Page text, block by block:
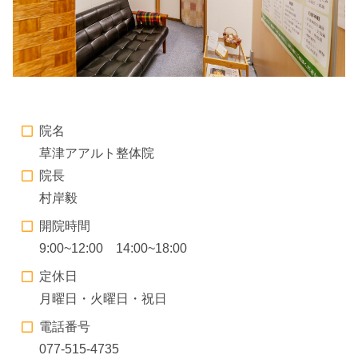
院名
草津アアルト整体院
院長
村岸毅
開院時間
9:00~12:00 14:00~18:00
定休日
月曜日・火曜日・祝日
電話番号
077-515-4735